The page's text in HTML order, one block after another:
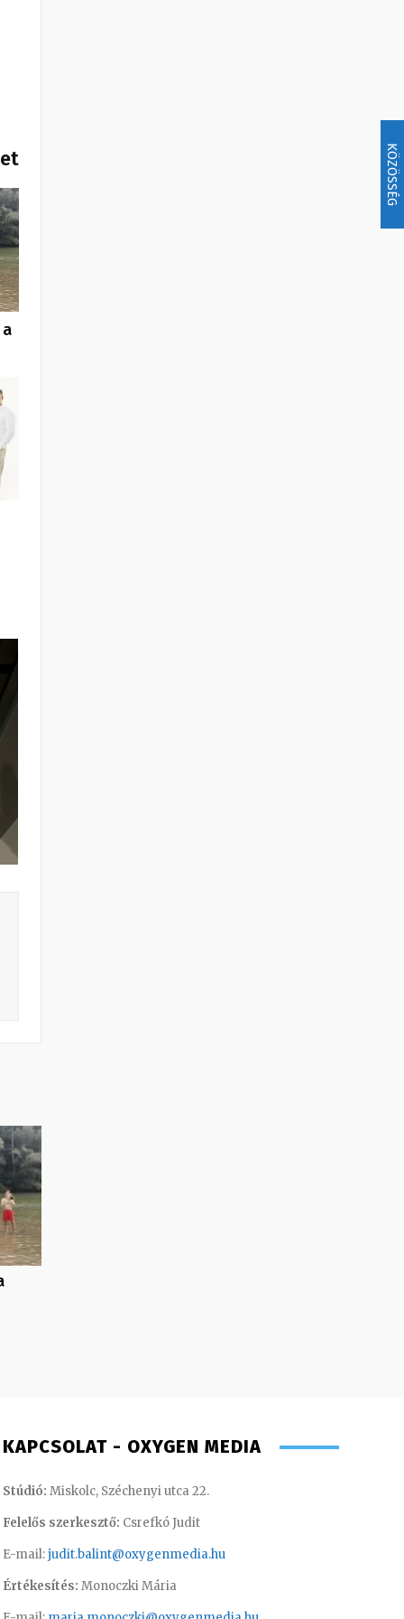
KÖZÖSSÉG
KAPCSOLAT - OXYGEN MEDIA
Stúdió: Miskolc, Széchenyi utca 22.
Felelős szerkesztő: Csrefkó Judit
E-mail:judit.balint@oxygenmedia.hu
Értékesítés: Monoczki Mária